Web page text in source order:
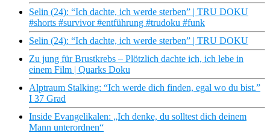
Selin (24): “Ich dachte, ich werde sterben” | TRU DOKU
#shorts #survivor #entführung #trudoku #funk
Selin (24): “Ich dachte, ich werde sterben” | TRU DOKU
Zu jung für Brustkrebs – Plötzlich dachte ich, ich lebe in
einem Film | Quarks Doku
Alptraum Stalking: “Ich werde dich finden, egal wo du bist.”
I 37 Grad
Inside Evangelikalen: „Ich denke, du solltest dich deinem
Mann unterordnen“